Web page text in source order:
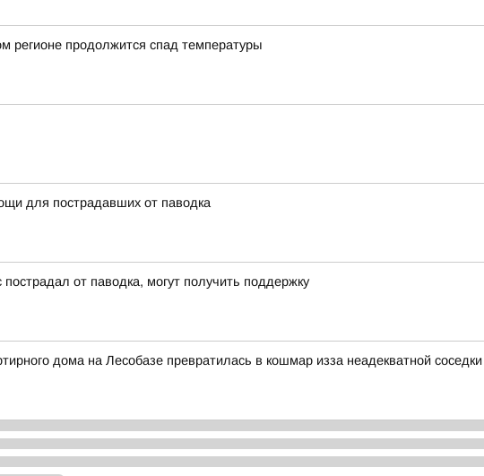
регионе продолжится спад температуры
для пострадавших от паводка
от паводка, могут получить поддержку
дома на Лесобазе превратилась в кошмар изза неадекватной соседки